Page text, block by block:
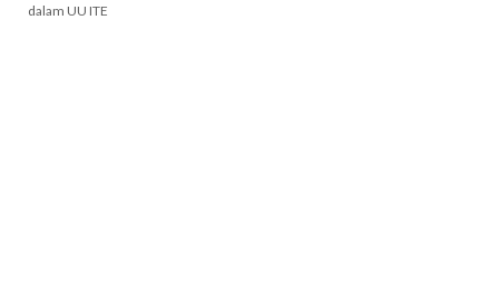
dalam UU ITE